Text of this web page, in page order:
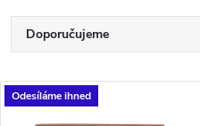
Ř
a
Doporučujeme
Nejdražší
V
Odesíláme ihned